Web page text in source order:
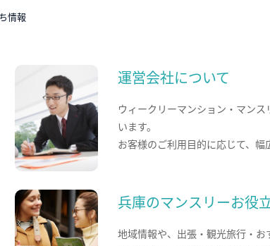
情報
運営会社について
ウィークリーマンション・マン
います。
お客様のご利用目的に応じて、幅
兵庫のマンスリーお役
地域情報や、出張・観光旅行・